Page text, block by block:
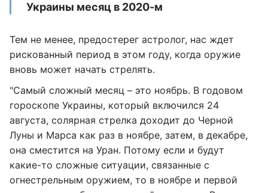
Украины месяц в 2020-м
Тем не менее, предостерег астролог, нас ждет
рискованный период в этом году, когда оружие
вновь может начать стрелять.
"Самый сложный месяц – это ноябрь. В годовом
гороскопе Украины, который включился 24
августа, солярная стрелка доходит до Черной
Луны и Марса как раз в ноябре, затем, в декабре,
она сместится на Уран. Потому если и будут
какие-то сложные ситуации, связанные с
огнестрельным оружием, то в ноябре и первой